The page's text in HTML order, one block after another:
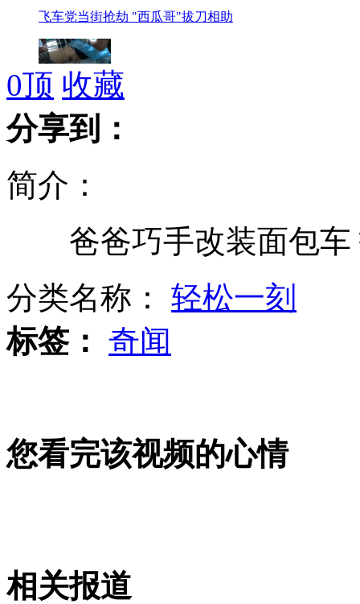
飞车党当街抢劫 "西瓜哥"拔刀相助
13米高坠下 钢筋穿肚反救一命
史上年龄最小神童:9岁当大学讲师
宿州三只被抢小老虎被拾荒老人捡到
辽宁营口昨晚发生3.3级地震
山西运城恶犬咬伤多人 警民合力深夜将其击毙
0顶 收藏
分享到：
简介：
爸爸巧手改装面包车
分类名称： 轻松一刻
标签： 奇闻
您看完该视频的心情
相关报道